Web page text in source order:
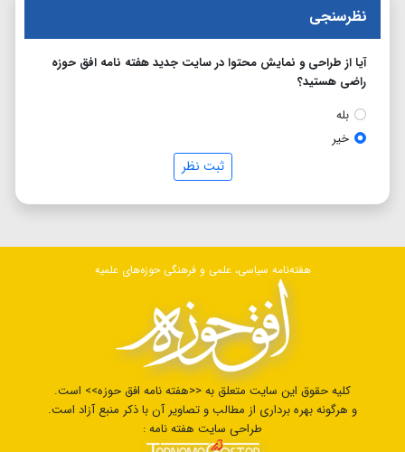
نظرسنجی
آیا از طراحی و نمایش محتوا در سایت جدید هفته نامه افق حوزه
راضی هستید؟
بله
خیر
ثبت نظر
هفته‌نامه سیاسی، علمی و فرهنگی حوزه‌های علمیه
کلیه حقوق این سایت متعلق به <<هفته نامه افق حوزه>> است.
و هرگونه بهره برداری از مطالب و تصاویر آن با ذکر منبع آزاد است.
طراحی سایت هفته نامه :